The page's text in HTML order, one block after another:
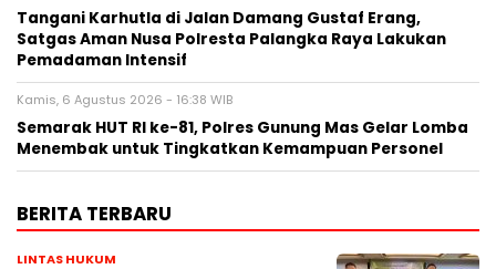
Tangani Karhutla di Jalan Damang Gustaf Erang,
Satgas Aman Nusa Polresta Palangka Raya Lakukan
Pemadaman Intensif
Kamis, 6 Agustus 2026 - 16:38 WIB
Semarak HUT RI ke-81, Polres Gunung Mas Gelar Lomba
Menembak untuk Tingkatkan Kemampuan Personel
BERITA TERBARU
LINTAS HUKUM